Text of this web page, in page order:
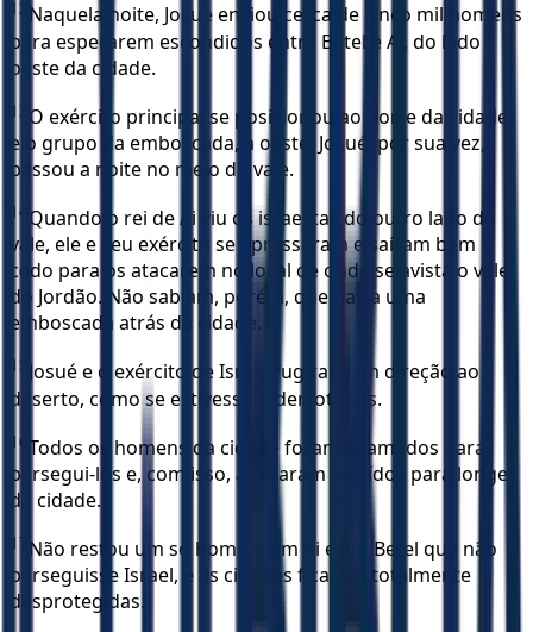
12 Naquela noite, Josué enviou cerca de cinco mil homens
para esperarem escondidos entre Betel e Ai, do lado
oeste da cidade.
13 O exército principal se posicionou ao norte da cidade,
e o grupo da emboscada, a oeste. Josué, por sua vez,
passou a noite no meio do vale.
14 Quando o rei de Ai viu os israelitas do outro lado do
vale, ele e seu exército se apressaram e saíram bem
cedo para os atacarem no local de onde se avista o vale
do Jordão. Não sabiam, porém, que havia uma
emboscada atrás da cidade.
15 Josué e o exército de Israel fugiram em direção ao
deserto, como se estivessem derrotados.
16 Todos os homens da cidade foram chamados para
persegui-los e, com isso, acabaram atraídos para longe
da cidade.
17 Não restou um só homem em Ai e em Betel que não
perseguisse Israel, e as cidades ficaram totalmente
desprotegidas.